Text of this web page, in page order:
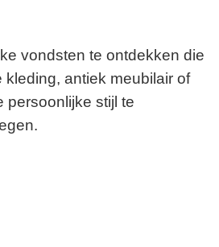
vondsten te ontdekken die
antiek meubilair of
persoonlijke stijl te